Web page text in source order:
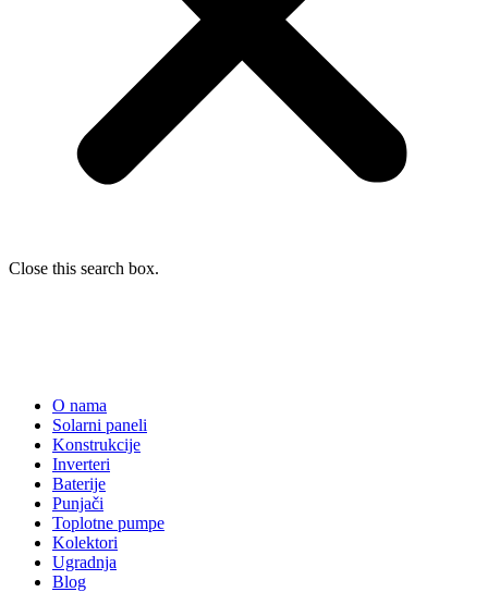
Close this search box.
O nama
Solarni paneli
Konstrukcije
Inverteri
Baterije
Punjači
Toplotne pumpe
Kolektori
Ugradnja
Blog